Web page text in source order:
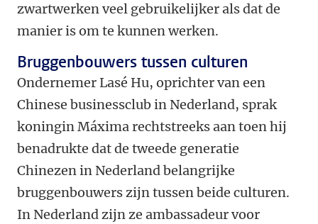
zwartwerken veel gebruikelijker als dat de
manier is om te kunnen werken.
Bruggenbouwers tussen culturen
Ondernemer Lasé Hu, oprichter van een
Chinese businessclub in Nederland, sprak
koningin Máxima rechtstreeks aan toen hij
benadrukte dat de tweede generatie
Chinezen in Nederland belangrijke
bruggenbouwers zijn tussen beide culturen.
In Nederland zijn ze ambassadeur voor